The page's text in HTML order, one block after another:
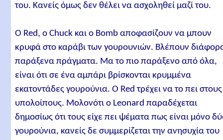
του. Κανείς όμως δεν θέλει να ασχοληθεί μαζί του.
Ο Red, ο Chuck και ο Bomb αποφασίζουν να μπουν
κρυφά στο καράβι των γουρουνιών. Βλέπουν
παράξενα πράγματα. Μα το πιο παράξενο από όλα,
είναι ότι σε ένα αμπάρι βρίσκονται κρυμμένα
εκατοντάδες γουρούνια. Ο Red τρέχει να το πει στους
υπολοίπους. Μολονότι ο Leonard παραδέχεται
δημοσίως ότι τους είχε πει ψέματα πως είναι μόνο
γουρούνια, κανείς δε συμμερίζεται την ανησυχία του